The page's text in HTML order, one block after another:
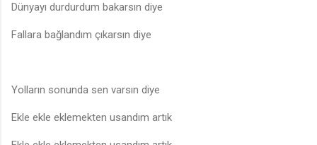
Dünyayı durdurdum bakarsın diye
Fallara bağlandım çıkarsın diye
Yolların sonunda sen varsın diye
Ekle ekle eklemekten usandım artık